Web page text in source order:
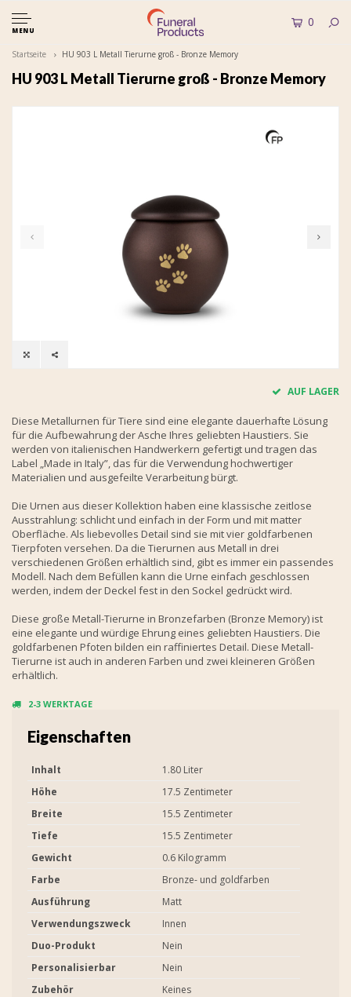
MENU
0
Startseite HU 903 L Metall Tierurne groß - Bronze Memory
HU 903 L Metall Tierurne groß - Bronze Memory
AUF LAGER
Diese Metallurnen für Tiere sind eine elegante dauerhafte Lösung
für die Aufbewahrung der Asche Ihres geliebten Haustiers. Sie
werden von italienischen Handwerkern gefertigt und tragen das
Label „Made in Italy”, das für die Verwendung hochwertiger
Materialien und ausgefeilte Verarbeitung bürgt.
Die Urnen aus dieser Kollektion haben eine klassische zeitlose
Ausstrahlung: schlicht und einfach in der Form und mit matter
Oberfläche. Als liebevolles Detail sind sie mit vier goldfarbenen
Tierpfoten versehen. Da die Tierurnen aus Metall in drei
verschiedenen Größen erhältlich sind, gibt es immer ein passendes
Modell. Nach dem Befüllen kann die Urne einfach geschlossen
werden, indem der Deckel fest in den Sockel gedrückt wird.
Diese große Metall-Tierurne in Bronzefarben (Bronze Memory) ist
eine elegante und würdige Ehrung eines geliebten Haustiers. Die
goldfarbenen Pfoten bilden ein raffiniertes Detail. Diese Metall-
Tierurne ist auch in anderen Farben und zwei kleineren Größen
erhältlich.
2-3 WERKTAGE
Eigenschaften
Inhalt
1.80 Liter
Höhe
17.5 Zentimeter
Breite
15.5 Zentimeter
Tiefe
15.5 Zentimeter
Gewicht
0.6 Kilogramm
Farbe
Bronze- und goldfarben
Ausführung
Matt
Verwendungszweck
Innen
Duo-Produkt
Nein
Personalisierbar
Nein
Zubehör
Keines